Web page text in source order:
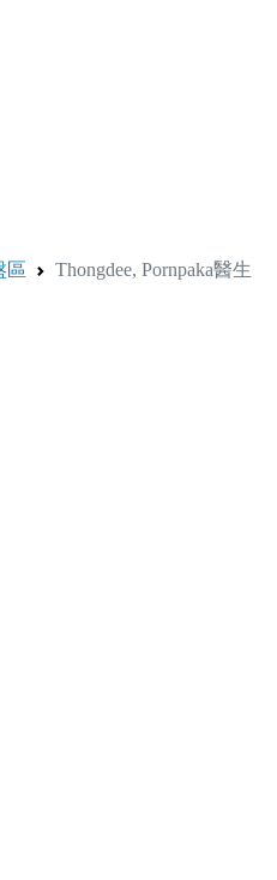
區 Thongdee, Pornpaka醫生